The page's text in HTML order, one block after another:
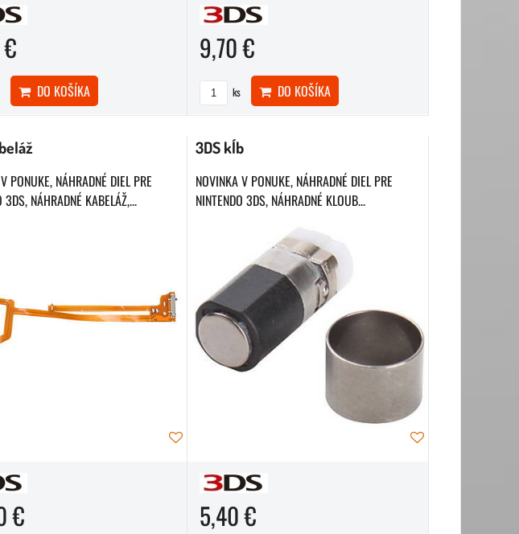
DO KOŠÍKA
9,70 €
ks DO KOŠÍKA
PONUKE, NÁHRADNÉ DIEL PRE
3DS, NÁHRADNÉ KABELÁŽ,...
€
3DS kĺb
NOVINKA V PONUKE, NÁHRADNÉ DIEL PRE
NINTENDO 3DS, NÁHRADNÉ KLOUB...
5,40 €